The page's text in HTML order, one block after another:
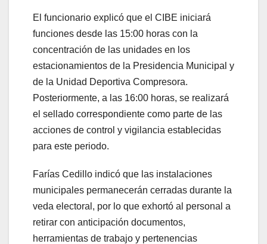
El funcionario explicó que el CIBE iniciará
funciones desde las 15:00 horas con la
concentración de las unidades en los
estacionamientos de la Presidencia Municipal y
de la Unidad Deportiva Compresora.
Posteriormente, a las 16:00 horas, se realizará
el sellado correspondiente como parte de las
acciones de control y vigilancia establecidas
para este periodo.
Farías Cedillo indicó que las instalaciones
municipales permanecerán cerradas durante la
veda electoral, por lo que exhortó al personal a
retirar con anticipación documentos,
herramientas de trabajo y pertenencias